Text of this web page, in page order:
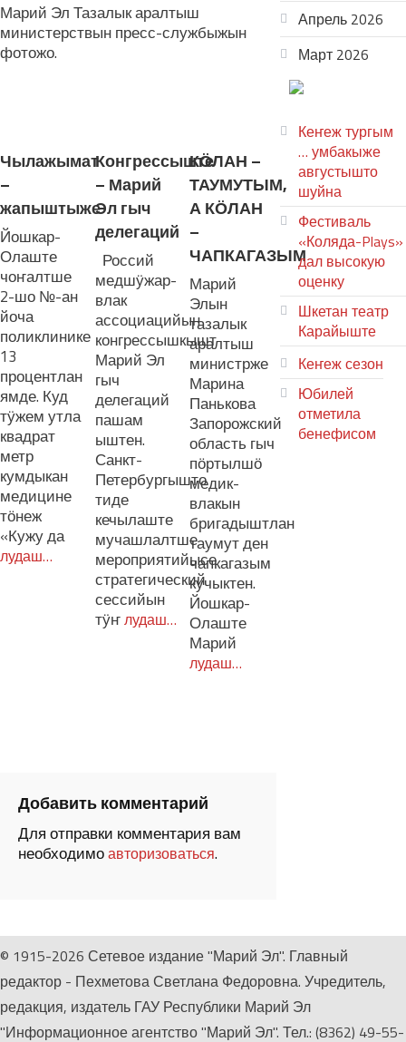
Марий Эл Тазалык аралтыш
министерствын пресс-службыжын
фотожо.
Чылажымат
–
жапыштыже
Йошкар-
Олаште
чоҥалтше
2-шо №-ан
йоча
поликлинике
13
процентлан
ямде. Куд
тӱжем утла
квадрат
метр
кумдыкан
медицине
тӧнеж
«Кужу да
лудаш…
Конгрессыште
– Марий
Эл гыч
делегаций
Россий
медшӱжар-
влак
ассоциацийын
конгрессышкышт
Марий Эл
гыч
делегаций
пашам
ыштен.
Санкт-
Петербургышто
тиде
кечылаште
мучашлалтше
мероприятийысе
стратегический
сессийын
тӱҥлудаш…
КӦЛАН –
ТАУМУТЫМ,
А КӦЛАН
–
ЧАПКАГАЗЫМ
Марий
Элын
тазалык
аралтыш
министрже
Марина
Панькова
Запорожский
область гыч
пӧртылшӧ
медик-
влакын
бригадыштлан
таумут ден
чапкагазым
кучыктен.
Йошкар-
Олаште
Марий
лудаш…
Добавить комментарий
Для отправки комментария вам
необходимоавторизоваться.
Апрель 2026
Март 2026
Кеҥеж тургым
… умбакыже
августышто
шуйна
Фестиваль
«Коляда-Plays»
дал высокую
оценку
Шкетан театр
Карайыште
Кеҥеж сезон
Юбилей
отметила
бенефисом
© 1915-2026 Сетевое издание "Марий Эл". Главный
редактор - Пехметова Светлана Федоровна. Учредитель,
редакция, издатель ГАУ Республики Марий Эл
"Информационное агентство "Марий Эл". Тел.: (8362) 49-55-